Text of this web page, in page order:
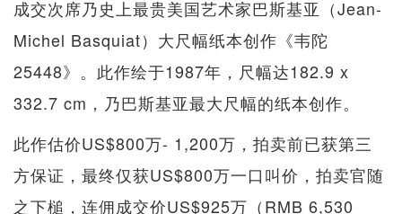
成交次席乃史上最贵美国艺术家巴斯基亚（Jean-
Michel Basquiat）大尺幅纸本创作《韦陀
25448》。此作绘于1987年，尺幅达182.9 x
332.7 cm，乃巴斯基亚最大尺幅的纸本创作。
此作估价US$800万- 1,200万，拍卖前已获第三
方保证，最终仅获US$800万一口叫价，拍卖官随
之下槌，连佣成交价US$925万（RMB 6,530